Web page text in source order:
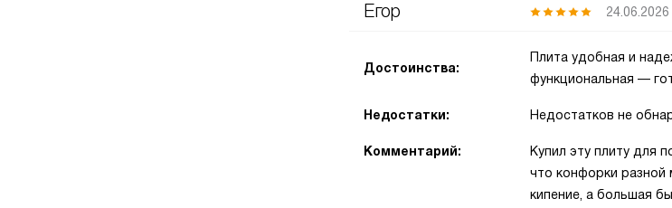
Егор 24.06.2026
Достоинства:
Плита удобная и
функциональная —
Недостатки: Недостатков не
Комментарий:
Купил эту плиту для
что конфорки
кипение, а большая